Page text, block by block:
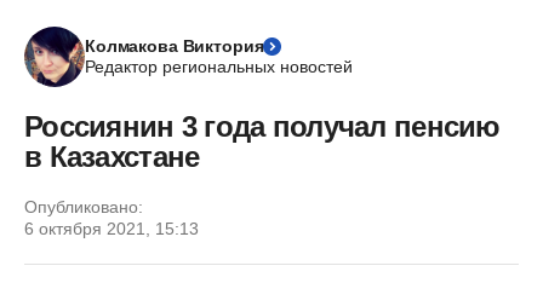
Колмакова Виктория
Редактор региональных новостей
Россиянин 3 года получал пенсию
в Казахстане
Опубликовано:
6 октября 2021, 15:13